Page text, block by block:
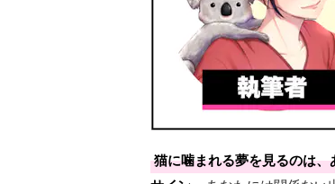
猫に噛まれる夢を見るのは